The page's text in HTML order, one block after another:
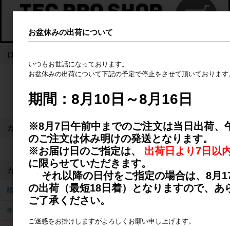
ログイン
新規会員登録
カート
カートは空です
カテゴリ
酷暑対策品
冬のあったかグッズ
お盆休みの出荷について
いつもお世話になっております。
お盆休みの出荷について下記の予定で停止をさせて頂いております
期間：8月10日～8月16日
※8月7日午前中までのご注文は当日出荷、
のご注文は休み明けの発送となります。
※お届け日のご指定は、 出荷日より7日以
に限らせていただきます。
それ以降の日付をご指定の場合は、8月
の出荷（最短18日着）となりますので、あ
ご了承ください。
ご迷惑をお掛けしますがよろしくお願い申し上げます。